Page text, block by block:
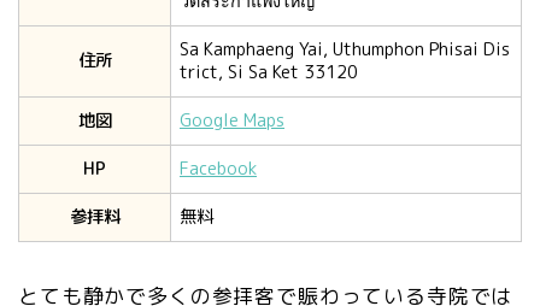
住所
Sa Kamphaeng Yai, Uthumphon Phisai Dis
trict, Si Sa Ket 33120
地図
Google Maps
HP
Facebook
参拝料
無料
とても静かで多くの参拝客で賑わっている寺院では